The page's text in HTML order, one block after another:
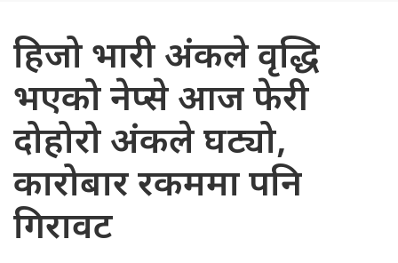
हिजो भारी अंकले वृद्धि
भएको नेप्से आज फेरी
दोहोरो अंकले घट्यो,
कारोबार रकममा पनि
गिरावट